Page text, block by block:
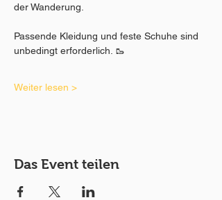
der Wanderung.
Passende Kleidung und feste Schuhe sind
unbedingt erforderlich. 🥾
Weiter lesen >
Das Event teilen